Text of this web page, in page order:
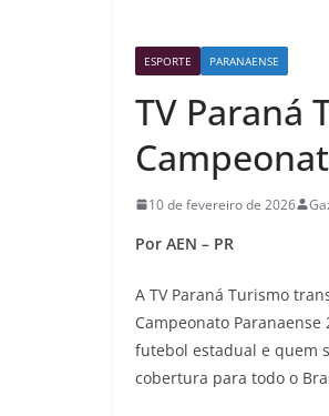
ESPORTE PARANAENSE
TV Paraná
10 de fevereiro de 2026
Por AEN – PR
A TV Paraná Turismo
Campeonato
futebol estadual e quem
cobertura para todo o